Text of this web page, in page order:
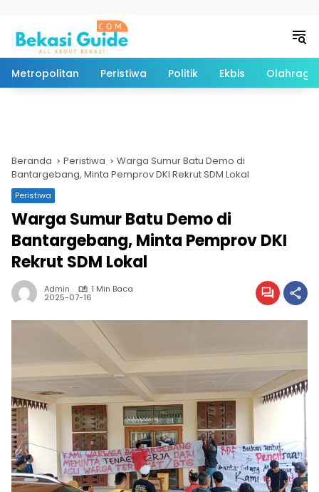
Metropolitan Peristiwa Politik Ekbis Olahraga
Beranda Peristiwa
Warga Sumur Batu Demo di
Bantargebang, Minta Pemprov DKI Rekrut SDM Lokal
Peristiwa
Warga Sumur Batu Demo di
Bantargebang, Minta Pemprov DKI
Rekrut SDM Lokal
Admin 1 Min Baca
2025-07-16